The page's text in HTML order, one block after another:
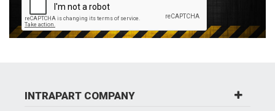
INTRAPART COMPANY